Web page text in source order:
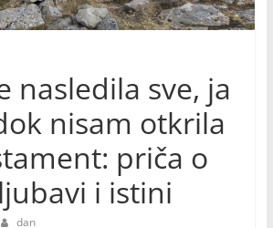
nasledila sve, ja
nisam otkrila
priča o
i istini
dan